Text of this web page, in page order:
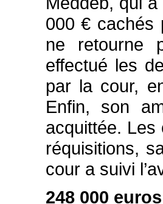
000 € cachés
ne retourne
effectué les
par la cour,
Enfin, son
acquittée.
réquisitions,
cour a suivi
248 000